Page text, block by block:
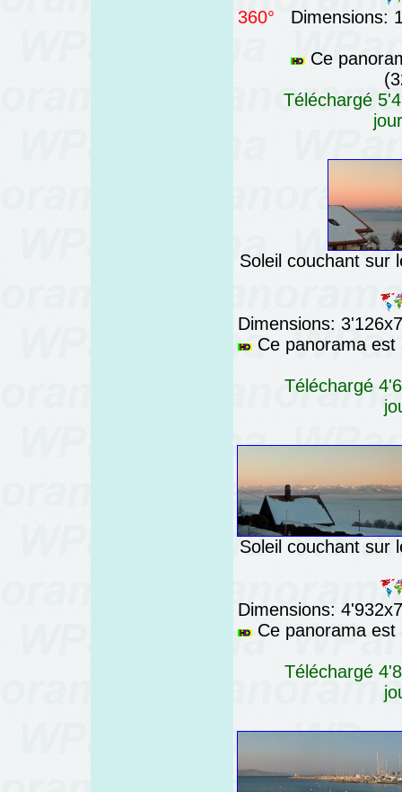
360° Dimensions:
Ce
Téléchargé
Soleil couchant sur
Dimensions:
Ce panorama est
Téléchargé
Soleil couchant sur
Dimensions:
Ce panorama est
Téléchargé